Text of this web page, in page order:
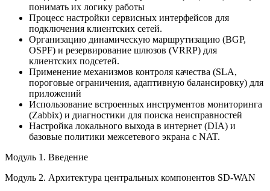
понимать их логику работы
Процесс настройки сервисных интерфейсов для
подключения клиентских сетей.
Организацию динамическую маршрутизацию (BGP,
OSPF) и резервирование шлюзов (VRRP) для
клиентских подсетей.
Применение механизмов контроля качества (SLA,
пороговые ограничения, адаптивную балансировку) для
приложений
Использование встроенных инструментов мониторинга
(Zabbix) и диагностики для поиска неисправностей
Настройка локального выхода в интернет (DIA) и
базовые политики межсетевого экрана с NAT.
Модуль 1. Введение
Модуль 2. Архитектура центральных компонентов SD-WAN